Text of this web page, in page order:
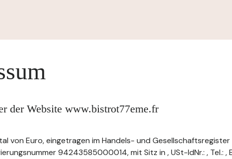
der Website www.bistrot77eme.fr
von Euro, eingetragen im Handels- und
94243585000014, mit Sitz in , USt-IdNr.: , Tel.: ,